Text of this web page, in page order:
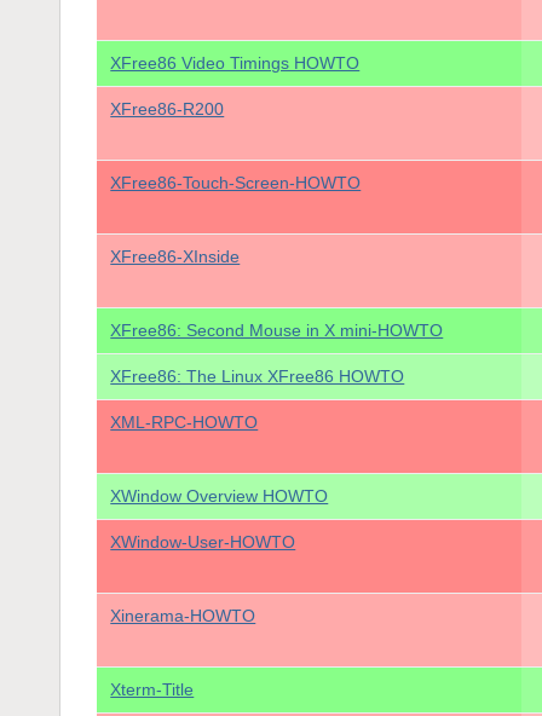
XFree86 Video Timings HOWTO
XFree86-R200
XFree86-Touch-Screen-HOWTO
XFree86-XInside
XFree86: Second Mouse in X mini-HOWTO
XFree86: The Linux XFree86 HOWTO
XML-RPC-HOWTO
XWindow Overview HOWTO
XWindow-User-HOWTO
Xinerama-HOWTO
Xterm-Title